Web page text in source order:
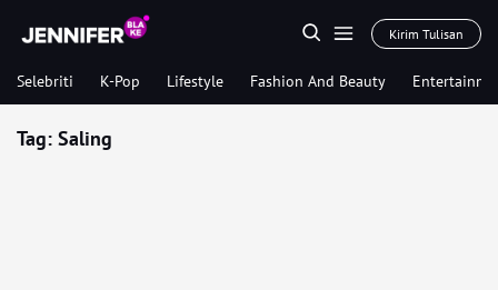
Kirim Tulisan
Selebriti K-Pop Lifestyle Fashion And Beauty
Tag: Saling